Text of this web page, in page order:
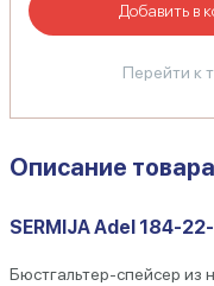
Добавить в
Перейти к
Описание товара
SERMIJA Adel 184-
Бюстгальтер-спейсер из